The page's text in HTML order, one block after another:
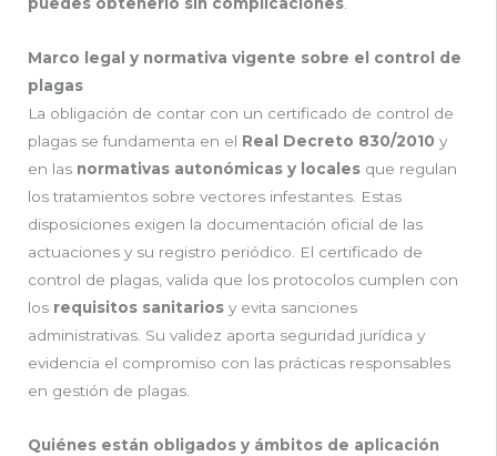
Marco legal y normativa vigente sobre el control de
plagas
La obligación de contar con un certificado de control de
plagas se fundamenta en el Real Decreto 830/2010 y
en las normativas autonómicas y locales que regulan
los tratamientos sobre vectores infestantes. Estas
disposiciones exigen la documentación oficial de las
actuaciones y su registro periódico. El certificado de
control de plagas, valida que los protocolos cumplen con
los requisitos sanitarios y evita sanciones
administrativas. Su validez aporta seguridad jurídica y
evidencia el compromiso con las prácticas responsables
en gestión de plagas.
Quiénes están obligados y ámbitos de aplicación